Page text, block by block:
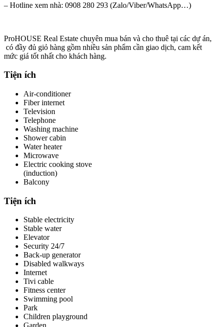
– Hotline xem nhà: 0908 280 293 (Zalo/Viber/WhatsApp…)
ProHOUSE Real Estate chuyên mua bán và cho thuê tại các dự án,
có đầy đủ giỏ hàng gồm nhiều sản phẩm cần giao dịch, cam kết
mức giá tốt nhất cho khách hàng.
Tiện ích
Air-conditioner
Fiber internet
Television
Telephone
Washing machine
Shower cabin
Water heater
Microwave
Electric cooking stove
(induction)
Balcony
Tiện ích
Stable electricity
Stable water
Elevator
Security 24/7
Back-up generator
Disabled walkways
Internet
Tivi cable
Fitness center
Swimming pool
Park
Children playground